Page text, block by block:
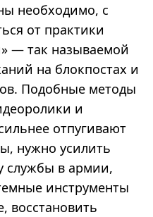
необходимо, с
от практики
» — так называемой
на блокпостах и
Подобные методы
и
отпугивают
нужно усилить
службы в армии,
инструменты
восстановить